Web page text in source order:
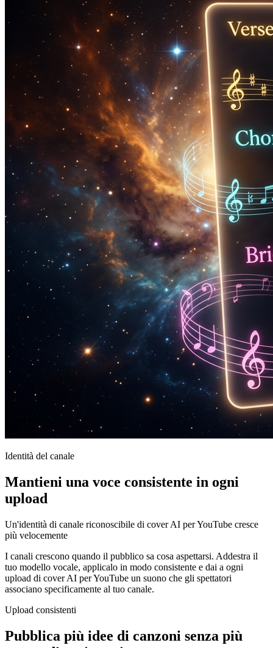
Identità del canale
Mantieni una voce consistente in ogni
upload
Un'identità di canale riconoscibile di cover AI per YouTube cresce
più velocemente
I canali crescono quando il pubblico sa cosa aspettarsi. Addestra il
tuo modello vocale, applicalo in modo consistente e dai a ogni
upload di cover AI per YouTube un suono che gli spettatori
associano specificamente al tuo canale.
Upload consistenti
Pubblica più idee di canzoni senza più